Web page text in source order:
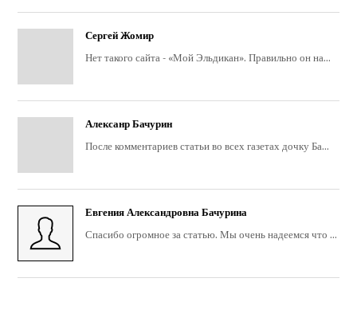
Сергей Жомир
Нет такого сайта - «Мой Эльдикан». Правильно он на...
Алексанр Бачурин
После комментариев статьи во всех газетах дочку Ба...
Евгения Александровна Бачурина
Спасибо огромное за статью. Мы очень надеемся что ...